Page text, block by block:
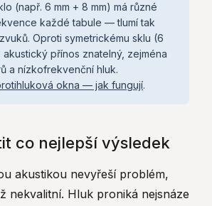
(např. 6 mm + 8 mm) má různé
každé tabule — tlumí tak
Oproti symetrickému sklu (6
akustický přínos znatelný, zejména
a nízkofrekvenční hluk.
okna — jak fungují.
co nejlepší výsledek
akustikou nevyřeší problém,
nekvalitní. Hluk proniká nejsnáze